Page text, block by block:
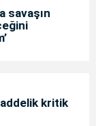
savaşın
kritik